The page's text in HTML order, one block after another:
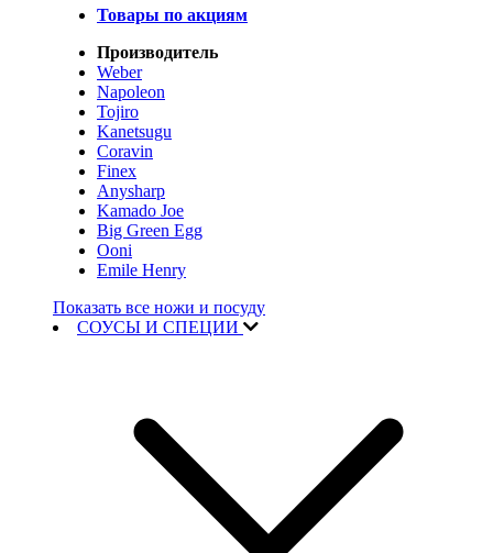
Товары по акциям
Производитель
Weber
Napoleon
Tojiro
Kanetsugu
Coravin
Finex
Anysharp
Kamado Joe
Big Green Egg
Ooni
Emile Henry
Показать все ножи и посуду
СОУСЫ И СПЕЦИИ